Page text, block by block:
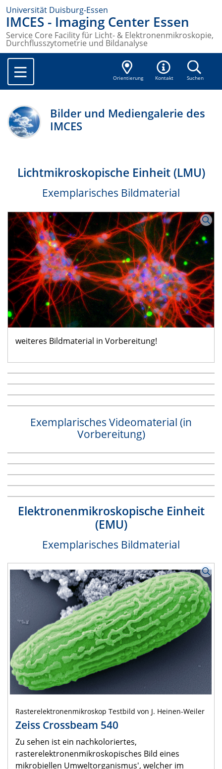
Universität Duisburg-Essen
IMCES - Imaging Center Essen
Service Core Facility für Licht- & Elektronenmikroskopie,
Durchflusszytometrie und Bildanalyse
Orientierung Kontakt Suchen
Bilder und Mediengalerie des
IMCES
Lichtmikroskopische Einheit (LMU)
Exemplarisches Bildmaterial
weiteres Bildmaterial in Vorbereitung!
Exemplarisches Videomaterial (in
Vorbereitung)
Elektronenmikroskopische Einheit
(EMU)
Exemplarisches Bildmaterial
Rasterelektronenmikroskop Testbild von J. Heinen-Weiler
Zeiss Crossbeam 540
Zu sehen ist ein nachkoloriertes,
rasterelektronenmikroskopisches Bild eines
mikrobiellen Umweltorganismus', welcher im